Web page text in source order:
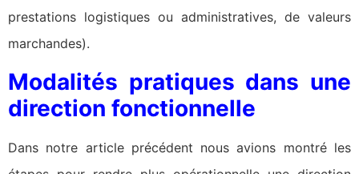
prestations logistiques ou administratives, de valeurs
marchandes).
Modalités pratiques dans une
direction fonctionnelle
Dans notre article précédent nous avions montré les